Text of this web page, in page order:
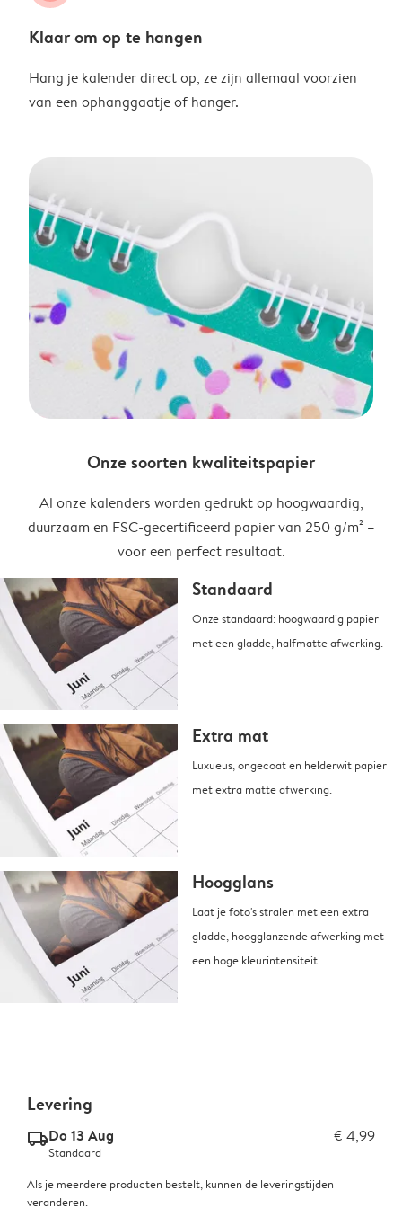
Klaar om op te hangen
Hang je kalender direct op, ze zijn allemaal voorzien
van een ophanggaatje of hanger.
Onze soorten kwaliteitspapier
Al onze kalenders worden gedrukt op hoogwaardig,
duurzaam en FSC-gecertificeerd papier van 250 g/m² –
voor een perfect resultaat.
Standaard
Onze standaard: hoogwaardig papier
met een gladde, halfmatte afwerking.
Extra mat
Luxueus, ongecoat en helderwit papier
met extra matte afwerking.
Hoogglans
Laat je foto's stralen met een extra
gladde, hoogglanzende afwerking met
een hoge kleurintensiteit.
Levering
delivery_standard_v2Do 13 Aug € 4,99
Standaard
Als je meerdere producten bestelt, kunnen de leveringstijden
veranderen.